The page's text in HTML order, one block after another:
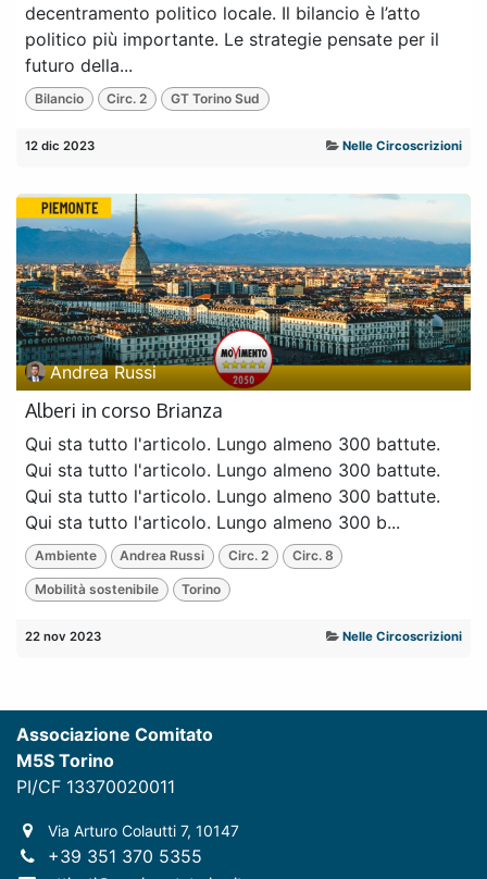
decentramento politico locale. Il bilancio è l’atto
politico più importante. Le strategie pensate per il
futuro della...
Bilancio Circ. 2 GT Torino Sud
12 dic 2023 Nelle Circoscrizioni
Andrea Russi
Alberi in corso Brianza
Qui sta tutto l'articolo. Lungo almeno 300 battute.
Qui sta tutto l'articolo. Lungo almeno 300 battute.
Qui sta tutto l'articolo. Lungo almeno 300 battute.
Qui sta tutto l'articolo. Lungo almeno 300 b...
Ambiente Andrea Russi Circ. 2 Circ. 8
Mobilità sostenibile Torino
22 nov 2023 Nelle Circoscrizioni
Associazione Comitato
M5S Torino
PI/CF 13370020011
Via Arturo Colautti 7, 10147
+39 351 370 5355